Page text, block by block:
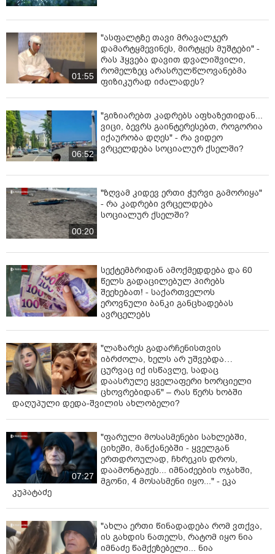
01:55
"ასფალტზე თავი მრავალჯერ
დამარტყმევინეს, მირტყეს მუშტები" -
რას ჰყვება დავით დვალიშვილი,
რომელზეც არასრულწლოვანებმა
ფიზიკურად იძალადეს?
06:52
"გიზიარებთ კადრებს აფხაზეთიდან...
ვიცი, ბევრს გაინტერესებთ, როგორია
იქაურობა დღეს" - რა ვიდეო
ვრცელდება სოციალურ ქსელში?
00:20
"ზღვამ კიდევ ერთი ჭურვი გამორიყა"
- რა კადრები ვრცელდება
სოციალურ ქსელში?
სექტემბრიდან ამოქმედდება და 60
წელს გადაცილებულ პირებს
შეეხებათ! - საქართველოს
ეროვნული ბანკი განცხადებას
ავრცელებს
"ლაზარეს გადარჩენისთვის
იბრძოლა, ხელს არ უშვებდა…
ცურვაც იქ ისწავლე, სადაც
დაასრულე ყველაფერი ხორციელი
ცხოვრებიდან" – რას წერს ხობში
დაღუპული დედა-შვილის ახლობელი?
07:27
"ფარული მოსასმენები სახლებში,
ციხეში, მანქანებში - ყველგან
ერთდროულად, ჩხრეკის დროს,
დაამონტაჟეს... იმნაძეების ოჯახში,
მგონი, 4 მოსასმენი იყო..." - ეკა
კუპატაძე
"ახლა ერთი წინადადება რომ ვთქვა,
ის გახდის ნათელს, რატომ იყო ნია
იმნაძე წამქეზებელი... ნია